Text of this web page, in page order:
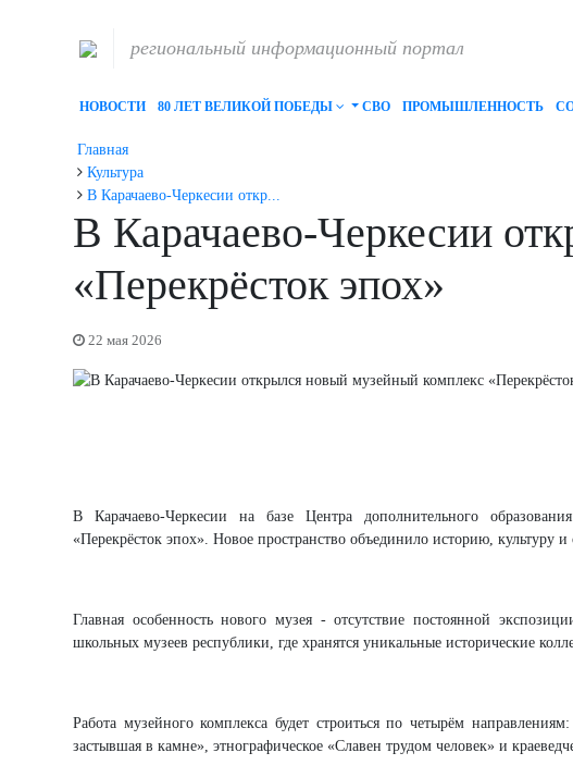
региональный информационный портал
НОВОСТИ 80 ЛЕТ ВЕЛИКОЙ ПОБЕДЫ СВО ПРОМЫШЛЕННОСТЬ
Главная
Культура
В Карачаево-Черкесии откр...
В Карачаево-Черкесии
«Перекрёсток эпох»
22 мая 2026
В Карачаево-Черкесии на базе Центра дополнительного
«Перекрёсток эпох». Новое пространство объединило историю, культуру
Главная особенность нового музея - отсутствие постоянной
школьных музеев республики, где хранятся уникальные исторические
Работа музейного комплекса будет строиться по четырём
застывшая в камне», этнографическое «Славен трудом человек» и